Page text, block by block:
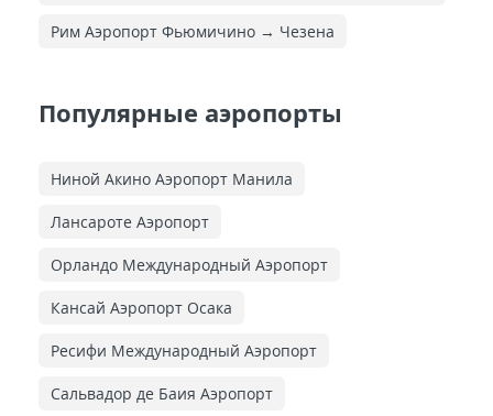
Рим Аэропорт Фьюмичино → Чезена
Популярные аэропорты
Ниной Акино Аэропорт Манила
Лансароте Аэропорт
Орландо Международный Аэропорт
Кансай Аэропорт Осака
Ресифи Международный Аэропорт
Сальвадор де Баия Аэропорт